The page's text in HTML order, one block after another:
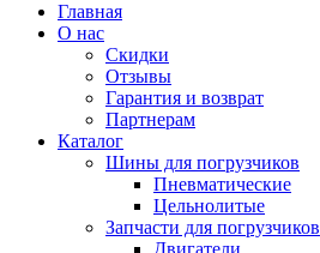
Главная
О нас
Скидки
Отзывы
Гарантия и возврат
Партнерам
Каталог
Шины для погрузчиков
Пневматические
Цельнолитые
Запчасти для погрузчиков
Двигатели